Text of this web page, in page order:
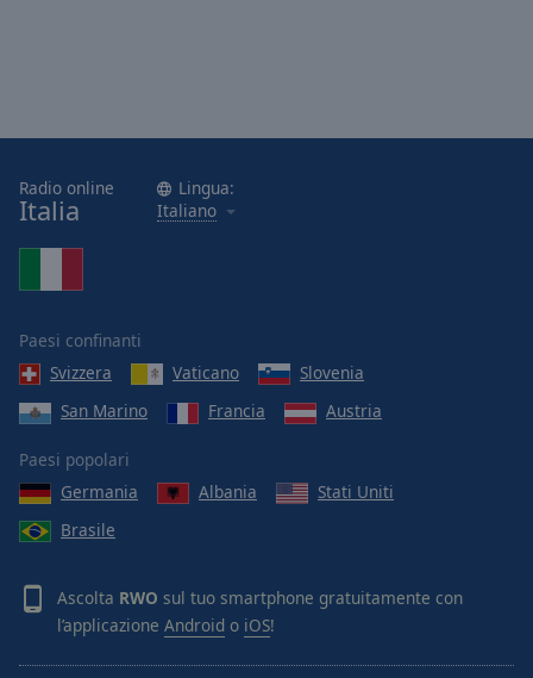
Radio online
Italia
Lingua:
Italiano
Paesi confinanti
Svizzera
Vaticano
Slovenia
San Marino
Francia Austria
Paesi popolari
Germania
Albania
Stati Uniti
Brasile
Ascolta RWO sul tuo smartphone gratuitamente con
l’applicazione Android o iOS!